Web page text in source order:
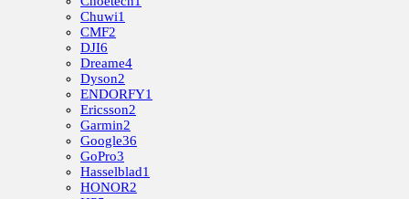
Chuwi1
CMF2
DJI6
Dreame4
Dyson2
ENDORFY1
Ericsson2
Garmin2
Google36
GoPro3
Hasselblad1
HONOR2